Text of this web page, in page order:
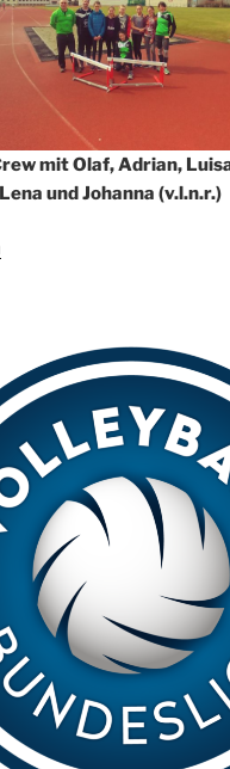
mit Olaf, Adrian,
und Johanna (v.l.n.r.)